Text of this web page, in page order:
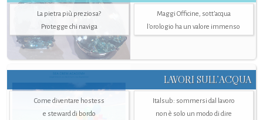
La pietra più preziosa?
Protegge chi naviga
Maggi Officine, sott’acqua
l'orologio ha un valore immenso
LAVORI SULL’ACQUA
Come diventare hostess
e steward di bordo
Italsub: sommersi dal lavoro
non è solo un modo di dire